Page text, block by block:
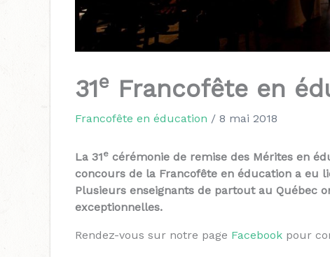
31e Francofête en
Francofête en éducation / 8 mai 2018
La 31e cérémonie de remise des Mérites en
concours de la Francofête en éducation a eu
Plusieurs enseignants de partout au Québec
exceptionnelles.
Rendez-vous sur notre page Facebook pour